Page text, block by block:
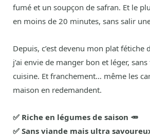
fumé et un soupçon de safran. Et le
en moins de 20 minutes, sans salir
Depuis, c’est devenu mon plat fétiche
j’ai envie de manger bon et léger,
cuisine. Et franchement… même les
maison en redemandent.
✅ Riche en légumes de saison 🥕
✅ Sans viande mais ultra